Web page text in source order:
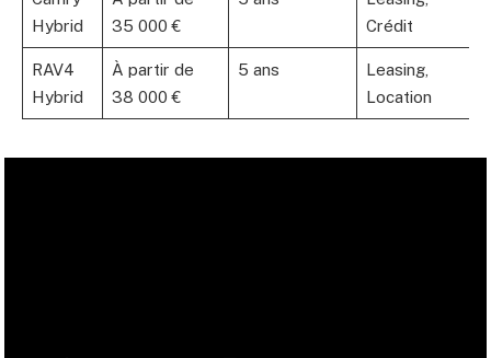
Hybrid
35 000 €
Crédit
RAV4
Hybrid
À partir de
38 000 €
5 ans
Leasing,
Location